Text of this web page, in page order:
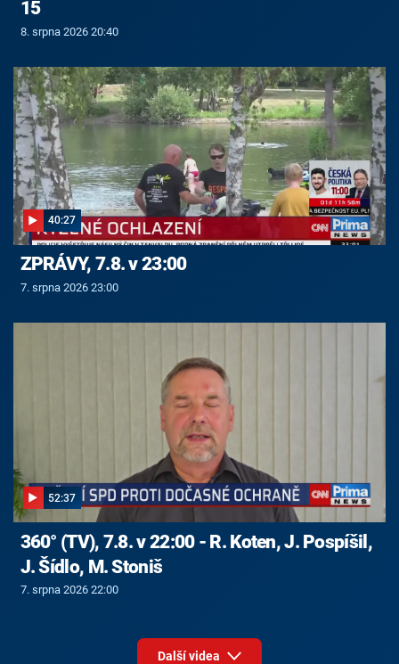
15
8. srpna 2026 20:40
40:27
ZPRÁVY, 7.8. v 23:00
7. srpna 2026 23:00
52:37
360° (TV), 7.8. v 22:00 - R. Koten, J. Pospíšil,
J. Šídlo, M. Stoniš
7. srpna 2026 22:00
Další videa